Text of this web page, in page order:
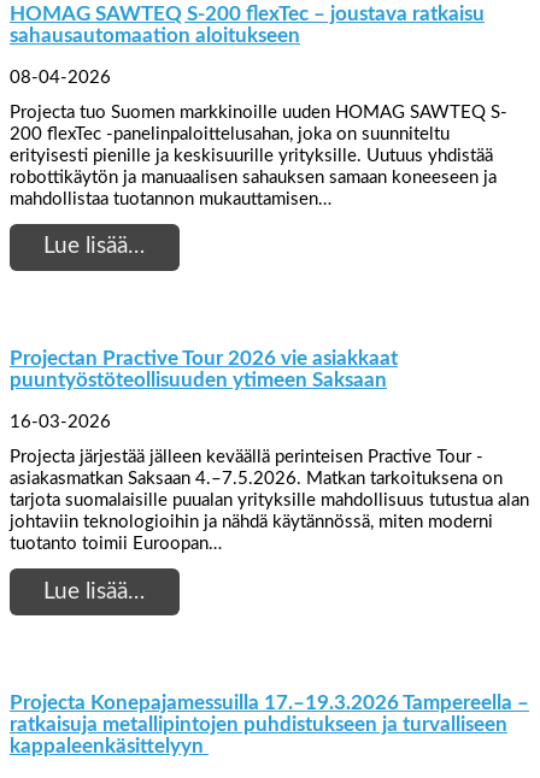
HOMAG SAWTEQ S-200 flexTec – joustava ratkaisu
sahausautomaation aloitukseen
08-04-2026
Projecta tuo Suomen markkinoille uuden HOMAG SAWTEQ S-
200 flexTec -panelinpaloittelusahan, joka on suunniteltu
erityisesti pienille ja keskisuurille yrityksille. Uutuus yhdistää
robottikäytön ja manuaalisen sahauksen samaan koneeseen ja
mahdollistaa tuotannon mukauttamisen…
Lue lisää…
Projectan Practive Tour 2026 vie asiakkaat
puuntyöstöteollisuuden ytimeen Saksaan
16-03-2026
Projecta järjestää jälleen keväällä perinteisen Practive Tour -
asiakasmatkan Saksaan 4.–7.5.2026. Matkan tarkoituksena on
tarjota suomalaisille puualan yrityksille mahdollisuus tutustua alan
johtaviin teknologioihin ja nähdä käytännössä, miten moderni
tuotanto toimii Euroopan…
Lue lisää…
Projecta Konepajamessuilla 17.–19.3.2026 Tampereella –
ratkaisuja metallipintojen puhdistukseen ja turvalliseen
kappaleenkäsittelyyn